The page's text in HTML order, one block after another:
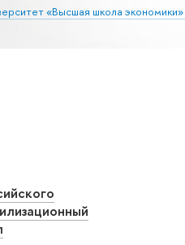
«Высшая школа экономики»